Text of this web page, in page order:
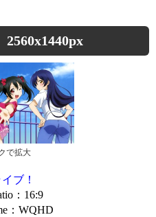
2560x1440px
で拡大
ブ！
：16:9
：WQHD